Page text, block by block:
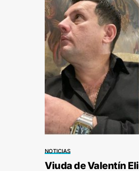
NOTICIAS
Viuda de Valentín